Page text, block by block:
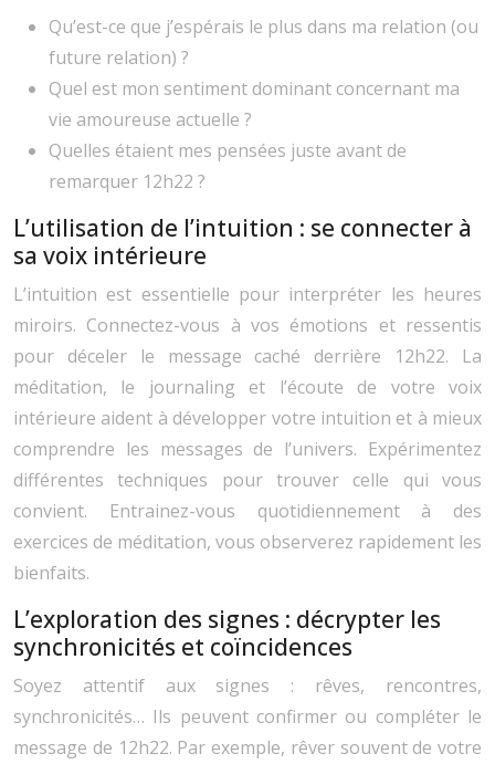
Qu’est-ce que j’espérais le plus dans ma relation (ou
future relation) ?
Quel est mon sentiment dominant concernant ma
vie amoureuse actuelle ?
Quelles étaient mes pensées juste avant de
remarquer 12h22 ?
L’utilisation de l’intuition : se connecter à
sa voix intérieure
L’intuition est essentielle pour interpréter les heures
miroirs. Connectez-vous à vos émotions et ressentis
pour déceler le message caché derrière 12h22. La
méditation, le journaling et l’écoute de votre voix
intérieure aident à développer votre intuition et à mieux
comprendre les messages de l’univers. Expérimentez
différentes techniques pour trouver celle qui vous
convient. Entrainez-vous quotidiennement à des
exercices de méditation, vous observerez rapidement les
bienfaits.
L’exploration des signes : décrypter les
synchronicités et coïncidences
Soyez attentif aux signes : rêves, rencontres,
synchronicités… Ils peuvent confirmer ou compléter le
message de 12h22. Par exemple, rêver souvent de votre